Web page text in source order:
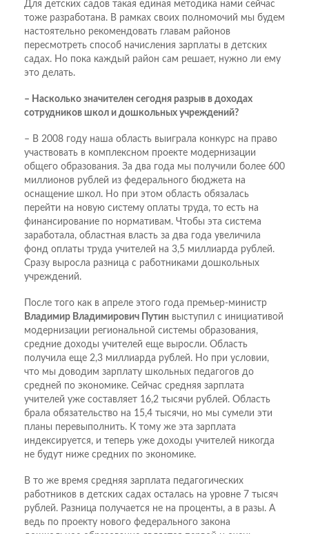
Для детских садов такая единая методика нами сейчас
тоже разработана. В рамках своих полномочий мы будем
настоятельно рекомендовать главам районов
пересмотреть способ начисления зарплаты в детских
садах. Но пока каждый район сам решает, нужно ли ему
это делать.
– Насколько значителен сегодня разрыв в доходах
сотрудников школ и дошкольных учреждений?
– В 2008 году наша область выиграла конкурс на право
участвовать в комплексном проекте модернизации
общего образования. За два года мы получили более 600
миллионов рублей из федерального бюджета на
оснащение школ. Но при этом область обязалась
перейти на новую систему оплаты труда, то есть на
финансирование по нормативам. Чтобы эта система
заработала, областная власть за два года увеличила
фонд оплаты труда учителей на 3,5 миллиарда рублей.
Сразу выросла разница с работниками дошкольных
учреждений.
После того как в апреле этого года премьер-министр
Владимир Владимирович Путин выступил с инициативой
модернизации региональной системы образования,
средние доходы учителей еще выросли. Область
получила еще 2,3 миллиарда рублей. Но при условии,
что мы доводим зарплату школьных педагогов до
средней по экономике. Сейчас средняя зарплата
учителей уже составляет 16,2 тысячи рублей. Область
брала обязательство на 15,4 тысячи, но мы сумели эти
планы перевыполнить. К тому же эта зарплата
индексируется, и теперь уже доходы учителей никогда
не будут ниже средних по экономике.
В то же время средняя зарплата педагогических
работников в детских садах осталась на уровне 7 тысяч
рублей. Разница получается не на проценты, а в разы. А
ведь по проекту нового федерального закона